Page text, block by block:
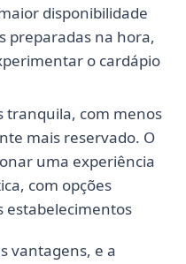
disponibilidade
preparadas na hora,
o cardápio
tranquila, com menos
mais reservado. O
uma experiência
com opções
estabelecimentos
vantagens, e a